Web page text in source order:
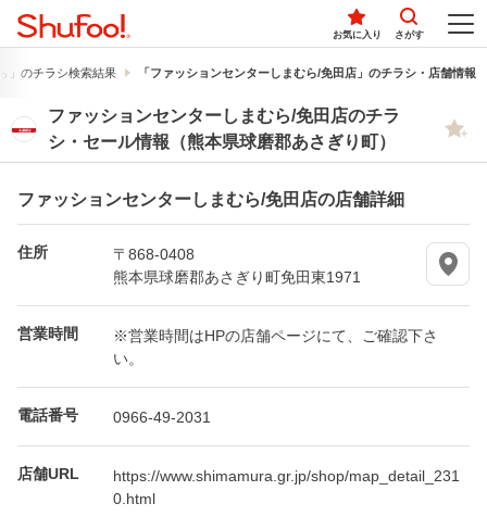
お気に入り さがす
」のチラシ検索結果 「ファッションセンターしまむら/免田店」のチラシ・店舗情報
ファッションセンターしまむら/免田店のチラ
シ・セール情報（熊本県球磨郡あさぎり町）
ファッションセンターしまむら/免田店の店舗詳細
住所
〒868-0408
熊本県球磨郡あさぎり町免田東1971
営業時間
※営業時間はHPの店舗ページにて、ご確認下さ
い。
電話番号 0966-49-2031
店舗URL
https://www.shimamura.gr.jp/shop/map_detail_231
0.html